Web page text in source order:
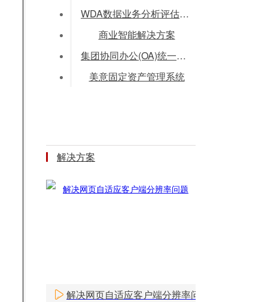
WDA数据业务分析评估系统
商业智能解决方案
集团协同办公(OA)统一部署方案
美意固定资产管理系统
解决方案
解决网页自适应客户端分辨率问题